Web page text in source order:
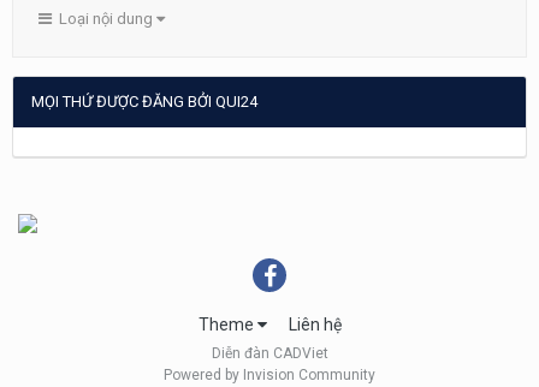
Loại nội dung
MỌI THỨ ĐƯỢC ĐĂNG BỞI QUI24
Theme Liên hệ
Diễn đàn CADViet
Powered by Invision Community